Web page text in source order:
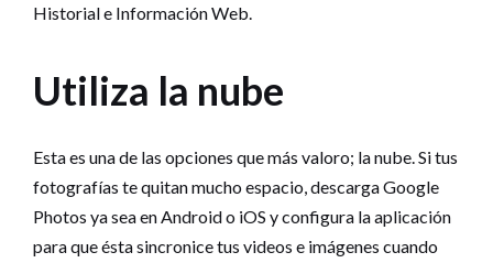
Historial e Información Web.
Utiliza la nube
Esta es una de las opciones que más valoro; la nube. Si tus
fotografías te quitan mucho espacio, descarga Google
Photos ya sea en Android o iOS y configura la aplicación
para que ésta sincronice tus videos e imágenes cuando